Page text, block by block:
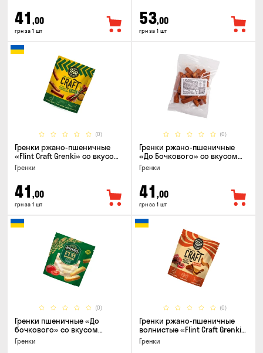
41 ,00
грн за 1 шт
53,00
грн за 1 шт
(0)
Гренки ржано-пшеничные
«Flint Craft Grenki» со вкусом
кабаносов и горчицы, 80г
Гренки
41 ,00
грн за 1 шт
(0)
Гренки ржано-пшеничные
«До Бочкового» со вкусом
рулька из печи, 100г
Гренки
41 ,00
грн за 1 шт
(0)
Гренки пшеничные «До
бочкового» со вкусом
томаты по-домашнему, 120г
Гренки
(0)
Гренки ржано-пшеничные
волнистые «Flint Craft Grenki»
со вкусом острых джерки,
80г
Гренки